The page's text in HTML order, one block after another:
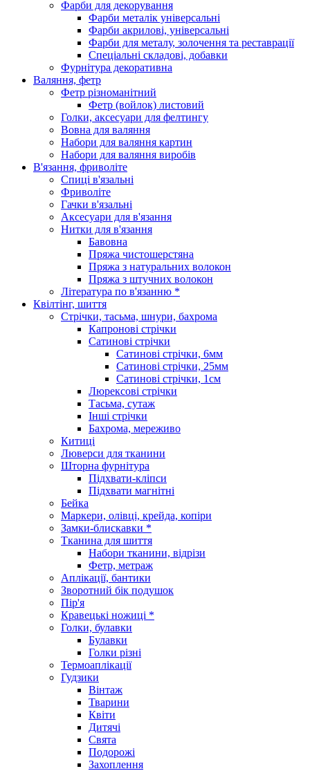
Фарби для декорування
Фарби металік універсальні
Фарби акрилові, універсальні
Фарби для металу, золочення та реставрації
Спеціальні складові, добавки
Фурнітура декоративна
Валяння, фетр
Фетр різноманітний
Фетр (войлок) листовий
Голки, аксесуари для фелтингу
Вовна для валяння
Набори для валяння картин
Набори для валяння виробів
В'язання, фриволіте
Спиці в'язальні
Фриволіте
Гачки в'язальні
Аксесуари для в'язання
Нитки для в'язання
Бавовна
Пряжа чистошерстяна
Пряжа з натуральних волокон
Пряжа з штучних волокон
Література по в'язанню *
Квілтінг, шиття
Стрічки, тасьма, шнури, бахрома
Капронові стрічки
Сатинові стрічки
Сатинові стрічки, 6мм
Сатинові стрічки, 25мм
Сатинові стрічки, 1см
Люрексові стрічки
Тасьма, сутаж
Інші стрічки
Бахрома, мереживо
Китиці
Люверси для тканини
Шторна фурнітура
Підхвати-кліпси
Підхвати магнітні
Бейка
Маркери, олівці, крейда, копіри
Замки-блискавки *
Тканина для шиття
Набори тканини, відрізи
Фетр, метраж
Аплікації, бантики
Зворотний бік подушок
Пір'я
Кравецькі ножиці *
Голки, булавки
Булавки
Голки різні
Термоаплікації
Гудзики
Вінтаж
Тварини
Квіти
Дитячі
Свята
Подорожі
Захоплення